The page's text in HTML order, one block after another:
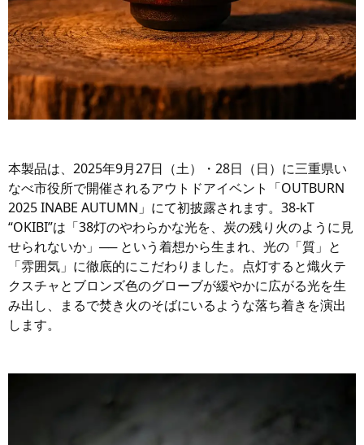
本製品は、2025年9月27日（土）・28日（日）に三重県い
なべ市役所で開催されるアウトドアイベント「OUTBURN
2025 INABE AUTUMN」にて初披露されます。38-kT
“OKIBI”は「38灯のやわらかな光を、炭の残り火のように見
せられないか」── という着想から生まれ、光の「質」と
「雰囲気」に徹底的にこだわりました。点灯すると熾火テ
クスチャとブロンズ色のグローブが緩やかに広がる光を生
み出し、まるで焚き火のそばにいるような落ち着きを演出
します。